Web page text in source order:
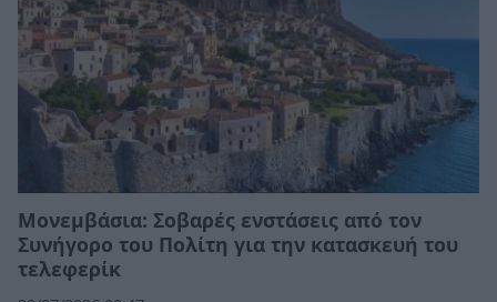
Moνεμβάσια: Σοβαρές ενστάσεις από τον
Συνήγορο του Πολίτη για την κατασκευή του
τελεφερίκ